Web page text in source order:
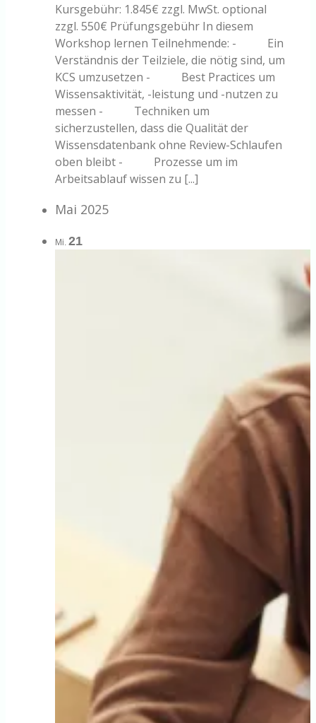
Kursgebühr: 1.845€ zzgl. MwSt. optional
zzgl. 550€ Prüfungsgebühr In diesem
Workshop lernen Teilnehmende: - Ein
Verständnis der Teilziele, die nötig sind, um
KCS umzusetzen - Best Practices um
Wissensaktivität, -leistung und -nutzen zu
messen - Techniken um
sicherzustellen, dass die Qualität der
Wissensdatenbank ohne Review-Schlaufen
oben bleibt - Prozesse um im
Arbeitsablauf wissen zu [...]
Mai 2025
Mi. 21